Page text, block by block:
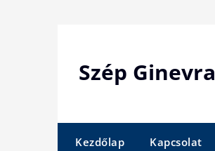
Szép Ginevra
Kezdőlap Kapcsolat